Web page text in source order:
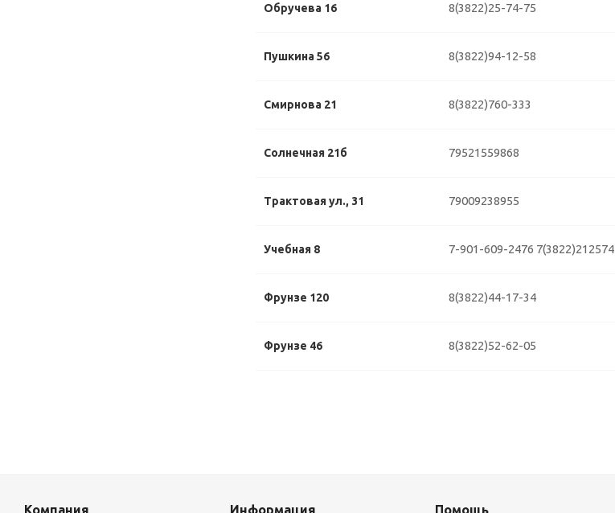
Обручева 16 8(3822)25-74-75
Пушкина 56 8(3822)94-12-58
Смирнова 21 8(3822)760-333
Солнечная 21б 79521559868
Трактовая ул., 31 79009238955
Учебная 8 7-901-609-2476 7(3822)212574
Фрунзе 120 8(3822)44-17-34
Фрунзе 46 8(3822)52-62-05
Компания Информация Помощь